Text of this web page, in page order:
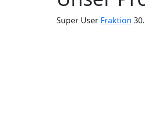
Super User Fraktion